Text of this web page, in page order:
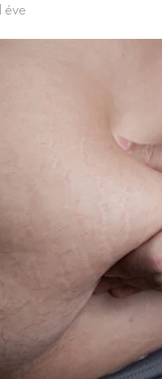
11 éve